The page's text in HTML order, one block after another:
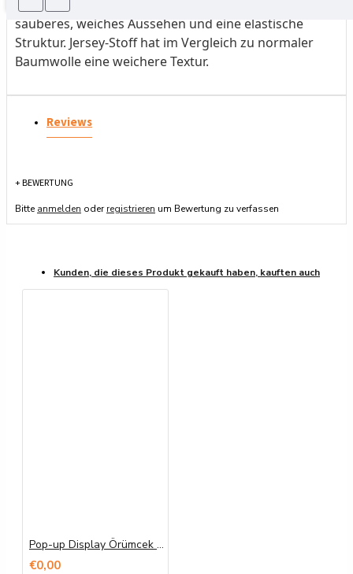
sauberes, weiches Aussehen und eine elastische
Struktur. Jersey-Stoff hat im Vergleich zu normaler
Baumwolle eine weichere Textur.
Reviews
+ BEWERTUNG
Bitte anmelden oderregistrieren um Bewertung zu verfassen
Kunden, die dieses Produkt gekauft haben, kauften auch
Pop-up Display Örümcek Banner Baskı
€0,00